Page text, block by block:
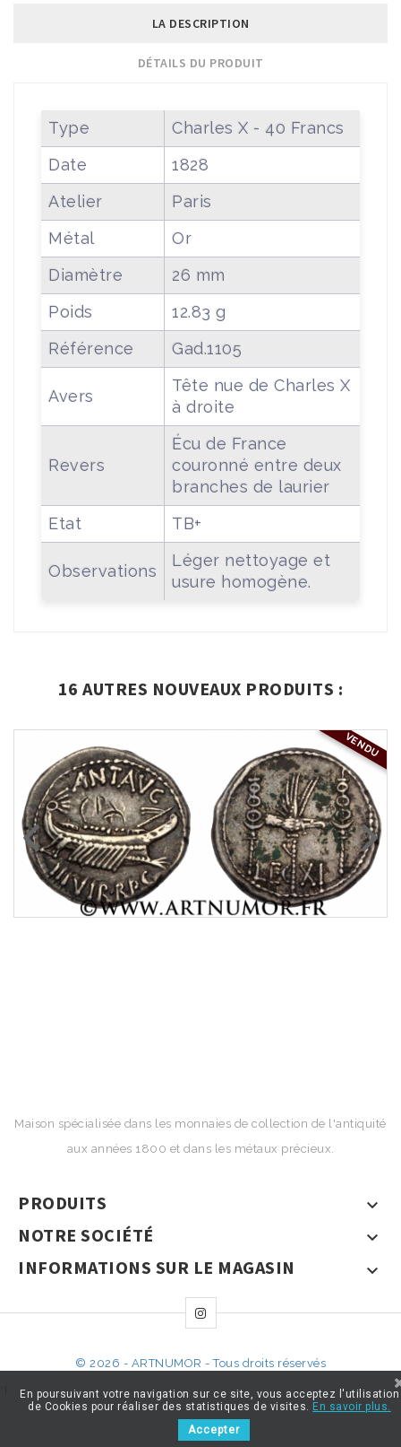
LA DESCRIPTION
DÉTAILS DU PRODUIT
Type
Charles X - 40 Francs
Date
1828
Atelier
Paris
Métal
Or
Diamètre
26 mm
Poids
12.83 g
Référence
Gad.1105
Avers
Tête nue de Charles X
à droite
Revers
Écu de France
couronné entre deux
branches de laurier
Etat
TB+
Observations
Léger nettoyage et
usure homogène.
16 AUTRES NOUVEAUX PRODUITS :
VENDU
Maison spécialisée dans les monnaies de collection de l'antiquité
aux années 1800 et dans les métaux précieux.
PRODUITS 
NOTRE SOCIÉTÉ 
INFORMATIONS SUR LE MAGASIN 
© 2026 - ARTNUMOR - Tous droits réservés
En poursuivant votre navigation sur ce site, vous acceptez l'utilisation
de Cookies pour réaliser des statistiques de visites. En savoir plus.
Accepter